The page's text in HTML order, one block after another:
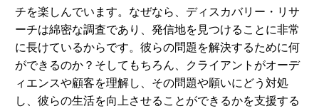
チを楽しんでいます。なぜなら、ディスカバリー・リサ
ーチは綿密な調査であり、発信地を見つけることに非常
に長けているからです。彼らの問題を解決するために何
ができるのか？そしてもちろん、クライアントがオーデ
ィエンスや顧客を理解し、その問題や願いにどう対処
し、彼らの生活を向上させることができるかを支援する